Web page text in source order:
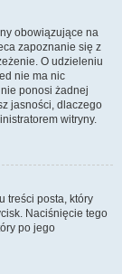
obowiązujące na
zapoznanie się z
O udzieleniu
nie ma nic
ponosi żadnej
jasności, dlaczego
witryny.
treści posta, który
Naciśnięcie tego
po jego